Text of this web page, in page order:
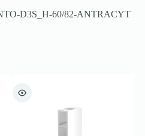
D3S_H-60/82-ANTRACYT